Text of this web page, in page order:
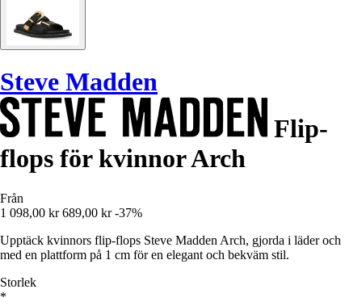
Steve Madden
Flip-
flops för kvinnor Arch
Från
1 098,00 kr 689,00 kr -37%
Upptäck kvinnors flip-flops Steve Madden Arch, gjorda i läder och
med en plattform på 1 cm för en elegant och bekväm stil.
Storlek
*